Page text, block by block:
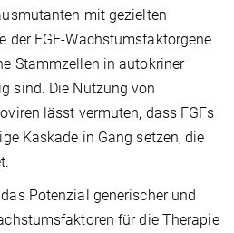
mit gezielten
der FGF-Wachstumsfaktorgene
Stammzellen in autokriner
sind. Die Nutzung von
lässt vermuten, dass FGFs
Kaskade in Gang setzen, die
Potenzial generischer und
für die Therapie